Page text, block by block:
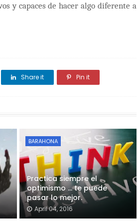
y capaces de hacer algo diferente a
Share it Pin it
BARAHONA
Practica siempre el
optimismo ... te puede
pasar lo mejor.
April 04, 2016